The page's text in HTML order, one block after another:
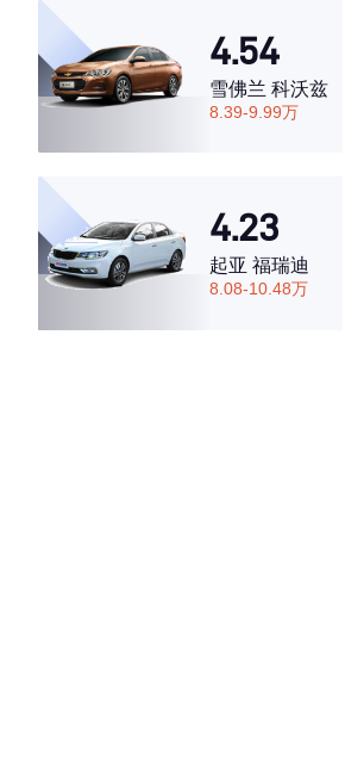
·空间表现一般，低于62%同级车
4.54
雪佛兰 科沃兹
8.39-9.99万
4.23
起亚 福瑞迪
8.08-10.48万